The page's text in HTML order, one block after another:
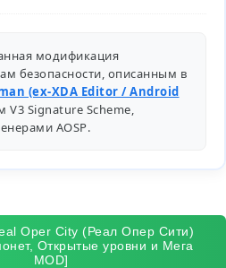
модификация
безопасности, описанным в
(ex-XDA Editor / Android
V3 Signature Scheme,
AOSP.
Oper City (Реал Опер Сити)
Открытые уровни и Мега
MOD]